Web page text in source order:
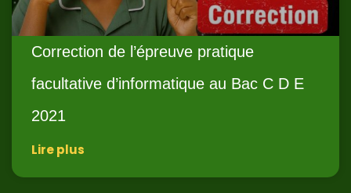
Correction de l’épreuve pratique
facultative d’informatique au Bac C D E
2021
Lire plus